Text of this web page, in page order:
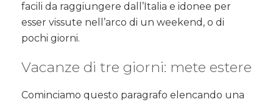
facili da raggiungere dall’Italia e idonee per
esser vissute nell’arco di un weekend, o di
pochi giorni.
Vacanze di tre giorni: mete estere
Cominciamo questo paragrafo elencando una